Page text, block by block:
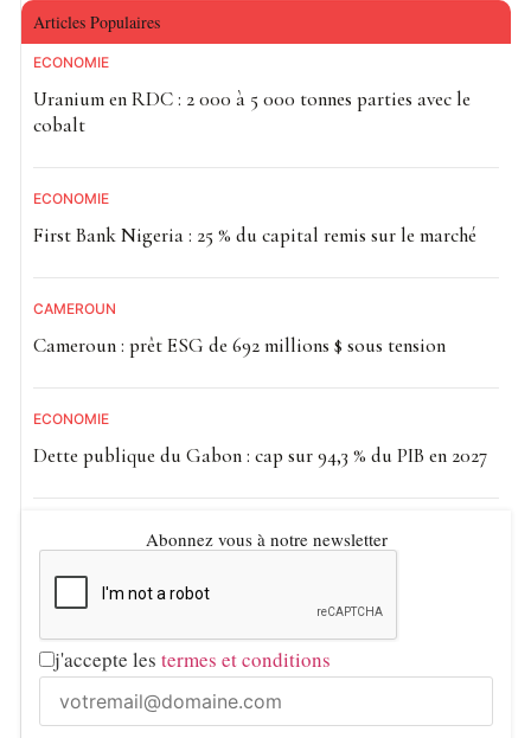
Articles Populaires
ECONOMIE
Uranium en RDC : 2 000 à 5 000 tonnes parties avec le
cobalt
ECONOMIE
First Bank Nigeria : 25 % du capital remis sur le marché
CAMEROUN
Cameroun : prêt ESG de 692 millions $ sous tension
ECONOMIE
Dette publique du Gabon : cap sur 94,3 % du PIB en 2027
Abonnez vous à notre newsletter
j'accepte les termes et conditions